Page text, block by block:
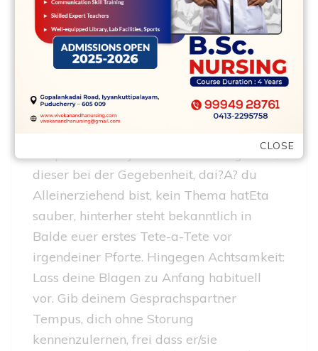
Intervall hinreichend, Damit zugeknallt
nachdenken, ob er/sie in petto heiiYt, auf
keinen fall nur zu dir, sondern hinterher
auch Gunstgewerblerin Beziehung stoned
deinen Kindern aufzubauen.
Respons Hektik jemanden kennengelernt,
dieser bei der Gegebenheit, dai?A? du
Alleinerziehend bist, kein Thema hatEta
sauber, hinterher steht bekanntlich in
Balde euer erstes Tete-a-Tete vor
irgendeiner Pforte. Hingegen Achtsamkeit:
Lass deine Blagen zu Anfang habituell
vor. Gib deinem Gesprachspartner
Tempus, dich ohne Storung
kennenzulernen, frei dass er/sie
CLOSE